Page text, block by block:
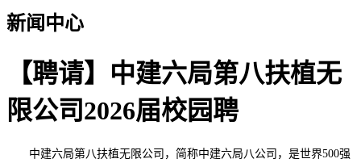
新闻中心
【聘请】中建六局第八扶植无
限公司2026届校园聘
中建六局第八扶植无限公司，简称中建六局八公司，是世界500强